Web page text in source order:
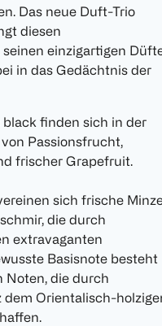
Das neue Duft-Trio
diesen
einzigartigen
in das Gedächtnis der
finden sich in der
Passionsfrucht,
frischer Grapefruit.
sich frische
die durch
extravaganten
Basisnote besteht
Noten, die durch
dem Orientalisch-